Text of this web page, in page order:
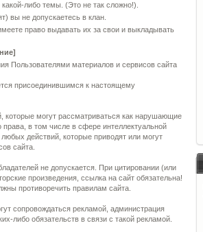
либо темы. (Это не так сложно!).
вы не допускаетесь в клан.
право выдавать их за свои и выкладывать
Пользователями материалов и сервисов сайта
присоединившимся к настоящему
которые могут рассматриваться как нарушающие
в том числе в сфере интеллектуальной
действий, которые приводят или могут
сайта.
не допускается. При цитировании (или
произведения, ссылка на сайт обязательна!
противоречить правилам сайта.
сопровождаться рекламой, администрация
либо обязательств в связи с такой рекламой.